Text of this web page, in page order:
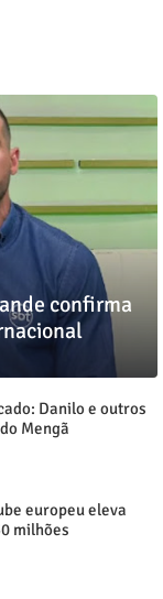
confirma
Danilo e outros
Mengã
europeu eleva
milhões